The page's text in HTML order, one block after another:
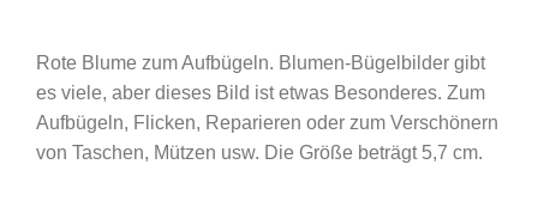
Rote Blume zum Aufbügeln. Blumen-Bügelbilder gibt
es viele, aber dieses Bild ist etwas Besonderes. Zum
Aufbügeln, Flicken, Reparieren oder zum Verschönern
von Taschen, Mützen usw. Die Größe beträgt 5,7 cm.